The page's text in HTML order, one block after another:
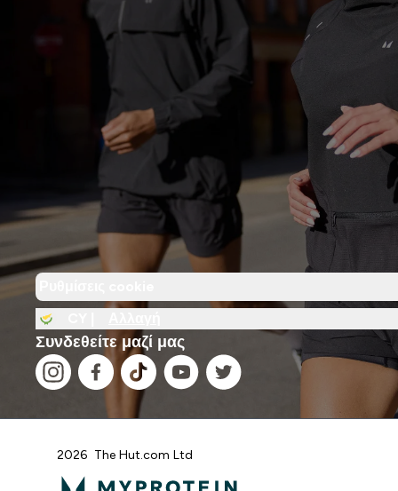
Συνδεθείτε μαζί μας
2026 The Hut.com Ltd